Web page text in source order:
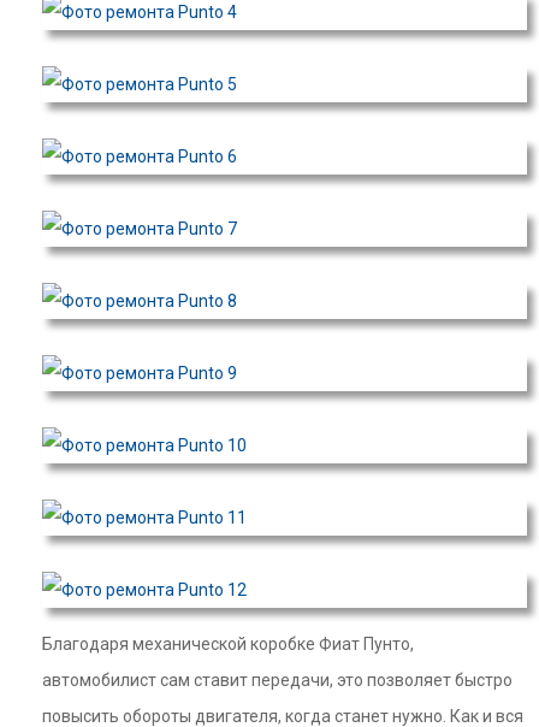
Благодаря механической коробке Фиат Пунто,
автомобилист сам ставит передачи, это позволяет быстро
повысить обороты двигателя, когда станет нужно. Как и вся